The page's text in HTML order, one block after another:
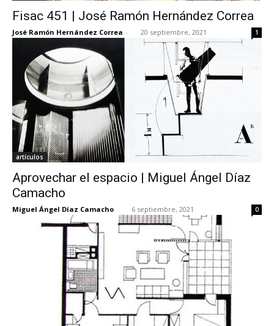
Fisac 451 | José Ramón Hernández Correa
José Ramón Hernández Correa - 20 septiembre, 2021 1
artículos
Aprovechar el espacio | Miguel Ángel Díaz
Camacho
Miguel Ángel Díaz Camacho - 6 septiembre, 2021 0